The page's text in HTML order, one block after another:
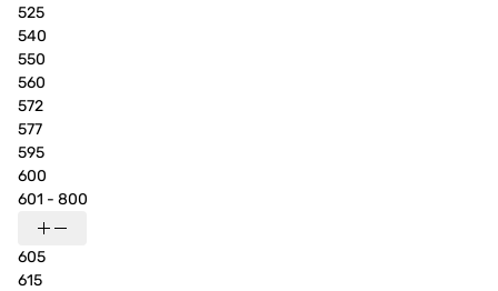
525
540
550
560
572
577
595
600
601 - 800
605
615